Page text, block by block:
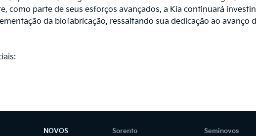
como parte de seus esforços avançados, a Kia continuará
da biofabricação, ressaltando sua dedicação ao avanço
NOVOS Sorento Seminovos